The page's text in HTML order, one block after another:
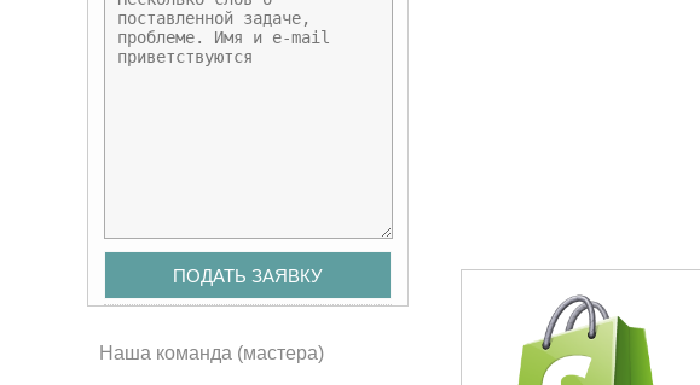
Наша команда (мастера)